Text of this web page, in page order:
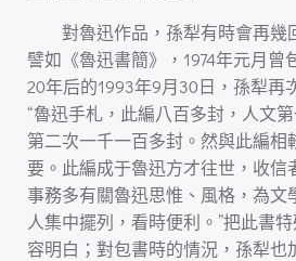
對魯迅作品，孫犁有時會再幾
譬如《魯迅書簡》，1974年元月曾
20年后的1993年9月30日，孫犁再
“魯迅手札，此編八百多封，人文
第二次一千一百多封。然與此編相
要。此編成于魯迅方才往世，收信
事務多有關魯迅思惟、風格，為文
人集中擺列，看時便利。”把此書
容明白；對包書時的情況，孫犁也